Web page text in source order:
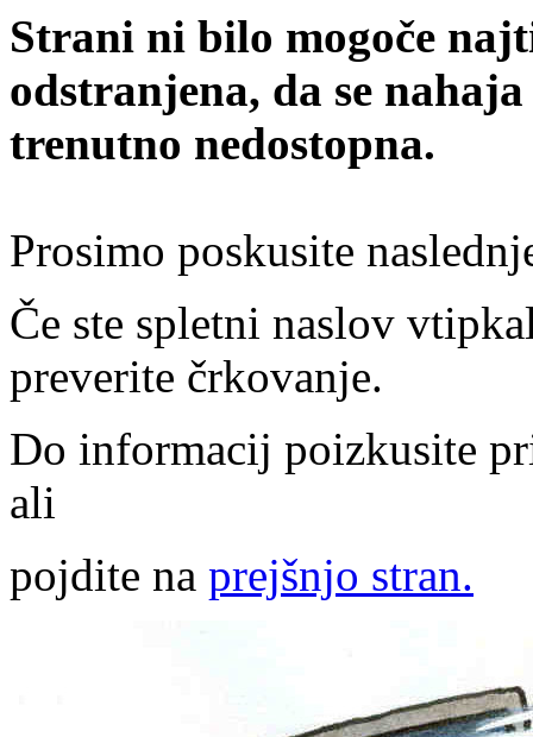
Strani ni bilo mogoče
odstranjena, da se
trenutno nedostopna.
Prosimo poskusite
Če ste spletni naslov
preverite črkovanje.
Do informacij poizkusite
ali
pojdite na prejšnjo stran.